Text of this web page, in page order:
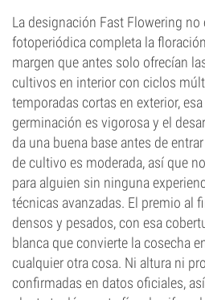
La designación Fast Flowering
fotoperiódica completa la
margen que antes solo ofrecían
cultivos en interior con ciclos
temporadas cortas en exterior,
germinación es vigorosa y el
da una buena base antes de
de cultivo es moderada, así que
para alguien sin ninguna
técnicas avanzadas. El premio al
densos y pesados, con esa
blanca que convierte la cosecha
cualquier otra cosa. Ni altura ni
confirmadas en datos oficiales,